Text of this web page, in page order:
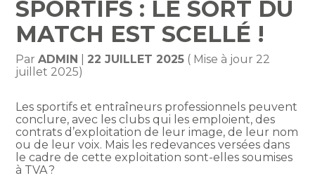
SPORTIFS : LE SORT DU
MATCH EST SCELLÉ !
ParADMIN 22 JUILLET 2025 ( Mise à jour 22
juillet 2025)
Les sportifs et entraîneurs professionnels peuvent
conclure, avec les clubs qui les emploient, des
contrats d’exploitation de leur image, de leur nom
ou de leur voix. Mais les redevances versées dans
le cadre de cette exploitation sont-elles soumises
à TVA ?